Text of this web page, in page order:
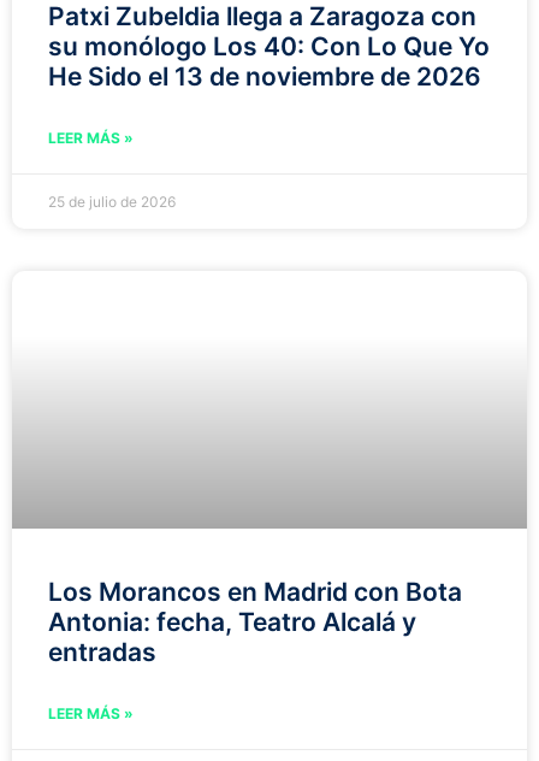
Patxi Zubeldia llega a Zaragoza con
su monólogo Los 40: Con Lo Que Yo
He Sido el 13 de noviembre de 2026
LEER MÁS »
25 de julio de 2026
Los Morancos en Madrid con Bota
Antonia: fecha, Teatro Alcalá y
entradas
LEER MÁS »